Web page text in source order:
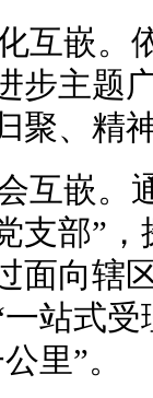
互嵌。
步主题
聚、精
互嵌。
支部”
面向辖
一站式
里”。